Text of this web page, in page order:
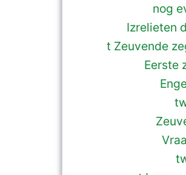
nog
Izrelieten
t Zeuvende
Eerste